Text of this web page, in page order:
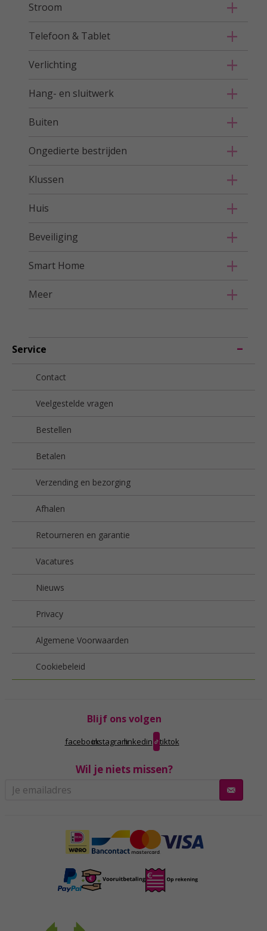
Stroom
Telefoon & Tablet
Verlichting
Hang- en sluitwerk
Buiten
Ongedierte bestrijden
Klussen
Huis
Beveiliging
Smart Home
Meer
Service
Contact
Veelgestelde vragen
Bestellen
Betalen
Verzending en bezorging
Afhalen
Retourneren en garantie
Vacatures
Nieuws
Privacy
Algemene Voorwaarden
Cookiebeleid
Blijf ons volgen
facebookinstagramlinkedin tiktok
Wil je niets missen?